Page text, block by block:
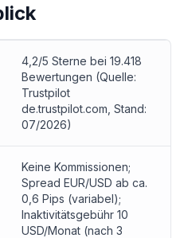
4,2/5 Sterne bei 19.418
Bewertungen (Quelle:
Trustpilot
de.trustpilot.com , Stand:
07/2026)
Keine Kommissionen;
Spread EUR/USD ab ca.
0,6 Pips (variabel);
Inaktivitätsgebühr 10
USD/Monat (nach 3